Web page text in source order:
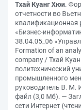
Тхай Куанг Хюи.
отчетности во
квалификационная
«Бизнес-
38.04.05_06
Formation of an
company / Тхай
политехнический
промышленного
руководитель В. М.
файл (3,0 Мб). —
сети Интернет